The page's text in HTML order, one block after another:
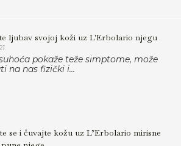
ljubav svojoj koži uz L'Erbolario njegu
pokaže teže simptome, može
na nas fizički i...
se i čuvajte kožu uz L’Erbolario mirisne